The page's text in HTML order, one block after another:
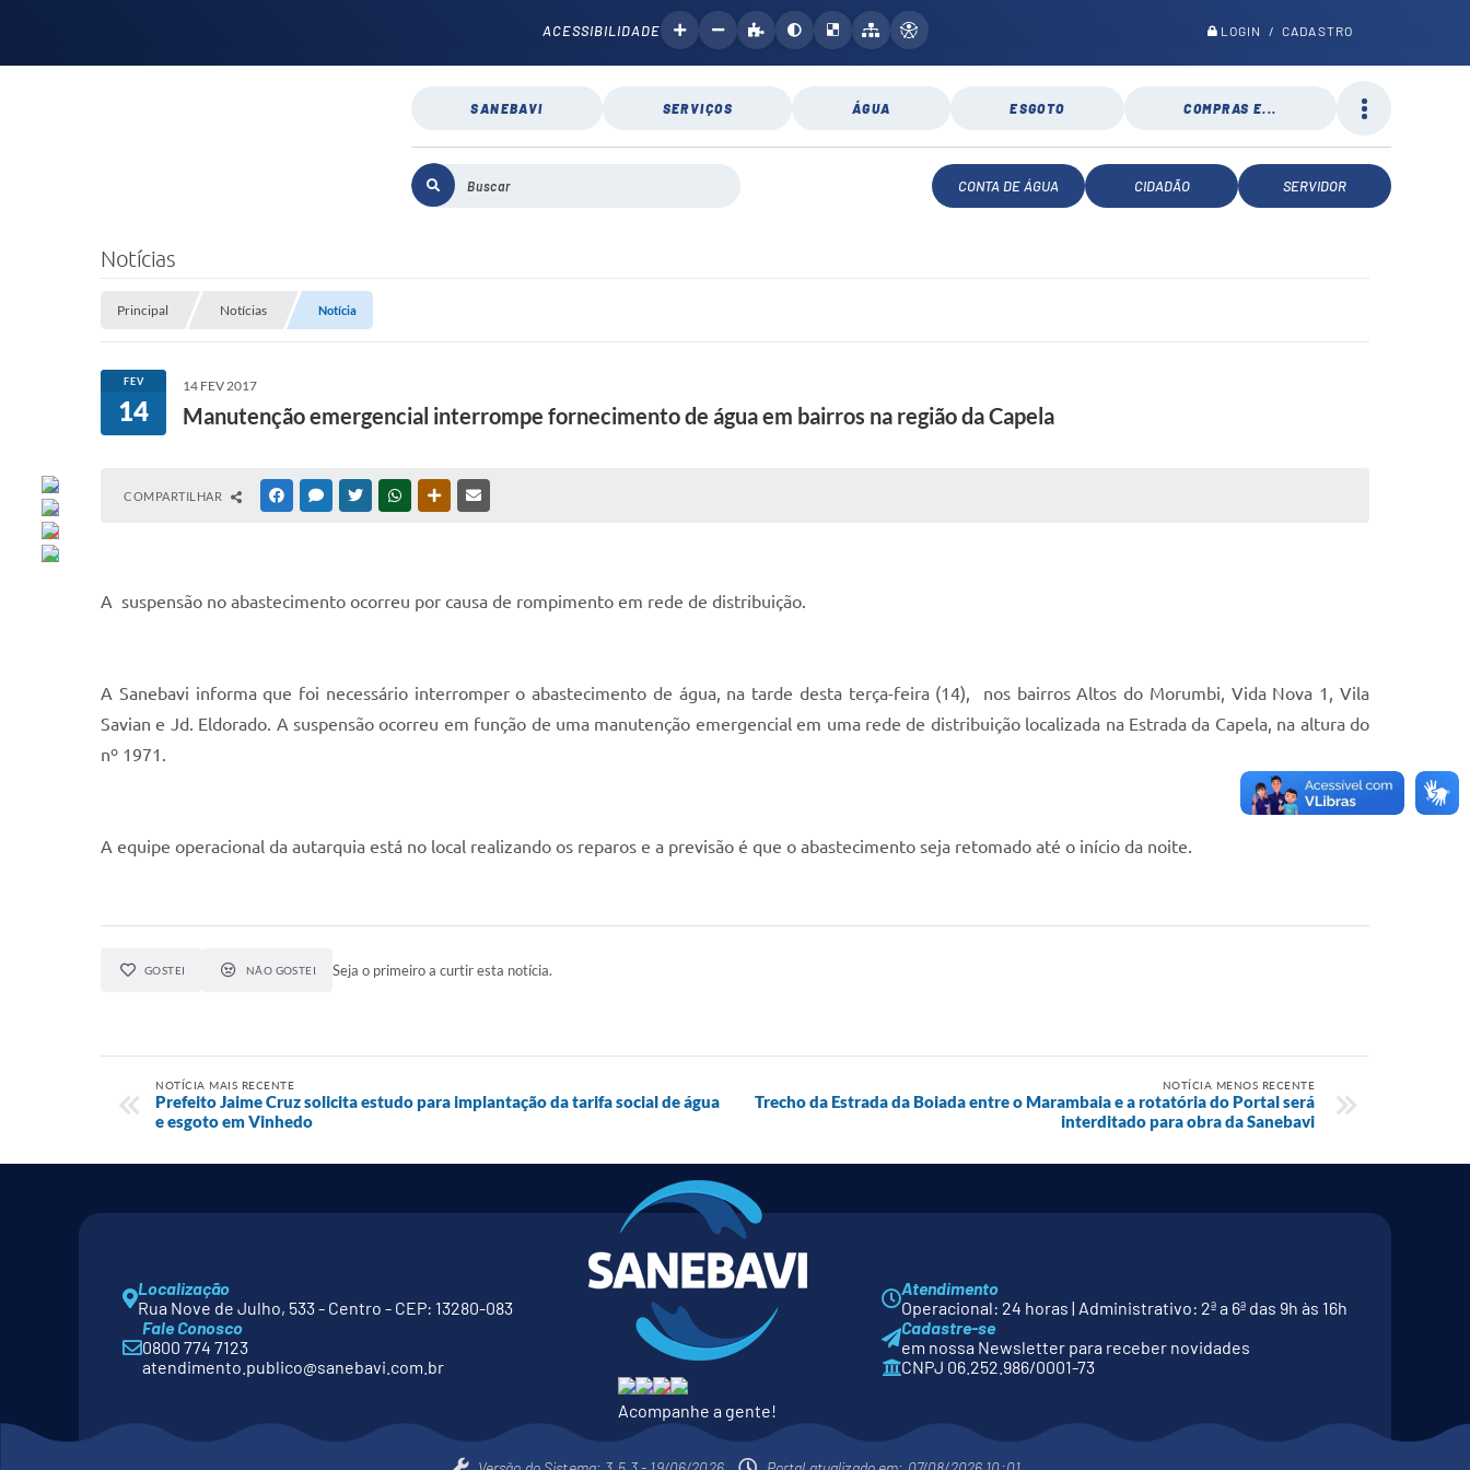
LOGIN / CADASTRO
SANEBAVI SERVIÇOS ÁGUA ESGOTO COMPRAS E...
CONTA DE ÁGUA CIDADÃO SERVIDOR
ACESSIBILIDADE
Notícias
Principal Notícias Notícia
FEV
14
14 FEV 2017
Manutenção emergencial interrompe fornecimento de água em bairros na região da Capela
COMPARTILHAR FACEBOOKMESSENGER
TWITTERWHATSAPPOUTRAS MÍDIAS
A suspensão no abastecimento ocorreu por causa de rompimento em rede de distribuição.
A Sanebavi informa que foi necessário interromper o abastecimento de água, na tarde desta terça-feira (14), nos bairros Altos do Morumbi, Vida Nova 1, Vila
Savian e Jd. Eldorado. A suspensão ocorreu em função de uma manutenção emergencial em uma rede de distribuição localizada na Estrada da Capela, na altura do
nº 1971.
A equipe operacional da autarquia está no local realizando os reparos e a previsão é que o abastecimento seja retomado até o início da noite.
GOSTEI NÃO GOSTEI Seja o primeiro a curtir esta notícia.
NOTÍCIA MAIS RECENTE
Prefeito Jaime Cruz solicita estudo para implantação da tarifa social de água
e esgoto em Vinhedo
NOTÍCIA MENOS RECENTE
Trecho da Estrada da Boiada entre o Marambaia e a rotatória do Portal será
interditado para obra da Sanebavi
Localização
Rua Nove de Julho, 533 - Centro - CEP: 13280-083
Fale Conosco
0800 774 7123
atendimento.publico@sanebavi.com.br
Acompanhe a gente!
Atendimento
Operacional: 24 horas | Administrativo: 2ª a 6ª das 9h às 16h
Cadastre-se
em nossa Newsletter para receber novidades
CNPJ 06.252.986/0001-73